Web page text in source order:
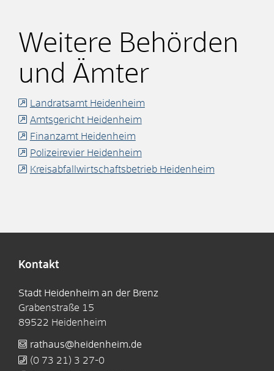
Weitere Behörden
und Ämter
Landratsamt Heidenheim
Amtsgericht Heidenheim
Finanzamt Heidenheim
Polizeirevier Heidenheim
Kreisabfallwirtschaftsbetrieb Heidenheim
Kontakt
Stadt Heidenheim an der Brenz
Grabenstraße 15
89522 Heidenheim
rathaus@heidenheim.de
(0 73 21) 3 27-0